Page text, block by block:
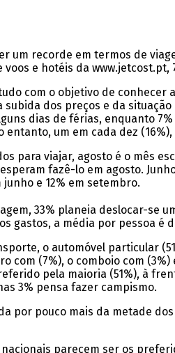
um recorde em termos de
e hotéis da
com o objetivo de
subida dos preços e da
dias de férias, enquanto
entanto, um em cada dez
para viajar, agosto é o mês
fazê-lo em agosto.
e 12% em setembro.
33% planeia deslocar-se
gastos, a média por pessoa é
o automóvel particular
com (7%), o comboio com
pela maioria (51%), à
3% pensa fazer campismo.
por pouco mais da metade
parecem ser os